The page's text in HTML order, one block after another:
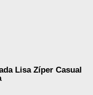
Lisa Zíper Casual